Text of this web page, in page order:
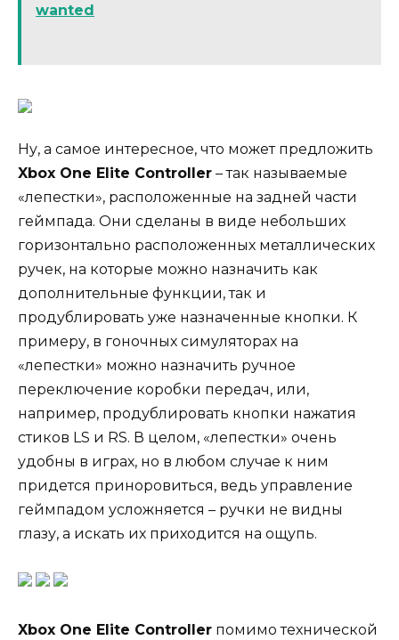
wanted
Ну, а самое интересное, что может предложить
Xbox One Elite Controller – так называемые
«лепестки», расположенные на задней части
геймпада. Они сделаны в виде небольших
горизонтально расположенных металлических
ручек, на которые можно назначить как
дополнительные функции, так и
продублировать уже назначенные кнопки. К
примеру, в гоночных симуляторах на
«лепестки» можно назначить ручное
переключение коробки передач, или,
например, продублировать кнопки нажатия
стиков LS и RS. В целом, «лепестки» очень
удобны в играх, но в любом случае к ним
придется приноровиться, ведь управление
геймпадом усложняется – ручки не видны
глазу, а искать их приходится на ощупь.
Xbox One Elite Controller помимо технической